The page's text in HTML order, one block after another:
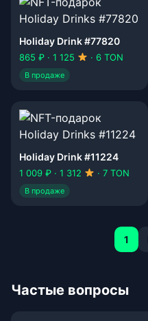
Holiday Drink #77820
865 ₽ · 1 125 · 6 TON
В продаже
Holiday Drink #11224
1 009 ₽ · 1 312 · 7 TON
В продаже
1
Частые вопросы